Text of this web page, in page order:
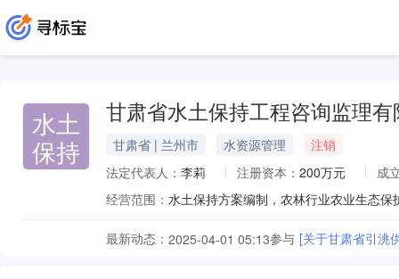
水土
保持
甘肃省水土保持工程咨询监理有
甘肃省 | 兰州市 水资源管理
注销
法定代表人： 李莉 注册资本： 200万元
成
经营范围：
最新动态： 2025-04-01 05:13参与 [关于甘肃省引洮